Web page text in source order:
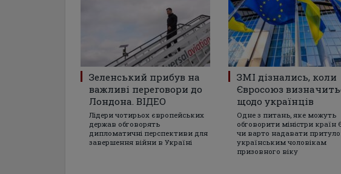
Зеленський прибув на
важливі переговори до
Лондона. ВІДЕО
Лідери чотирьох європейських
держав обговорять
дипломатичні перспективи для
завершення війни в Україні
ЗМІ дізнались, коли
Євросоюз
щодо українців
Одне з питань, яке можуть
обговорити міністри країн
чи варто надавати
українським чоловікам
призовного віку